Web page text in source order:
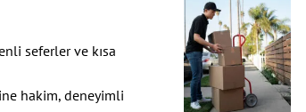
seferler ve kısa
hakim, deneyimli